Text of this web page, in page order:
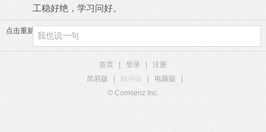
工稳好绝，学习问好。
点击重新加载
首页 登录
注册
简易版
触屏版 电脑版
© Comsenz Inc.